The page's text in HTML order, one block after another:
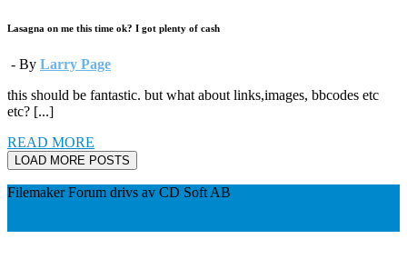
Lasagna on me this time ok? I got plenty of cash
- By Larry Page
this should be fantastic. but what about links,images, bbcodes etc
etc? [...]
READ MORE
LOAD MORE POSTS
Filemaker Forum drivs av CD Soft AB